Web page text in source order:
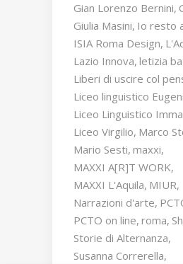
Gian Lorenzo Bernini
Giulia Masini Io resto
ISIA Roma Design
Lazio Innova letizia
Liberi di uscire col
Liceo linguistico
Liceo Linguistico
Liceo Virgilio Marco
Mario Sesti maxxi
MAXXI A[R]T WORK
MAXXI L'Aquila MIUR
Narrazioni d'arte
PCTO on line roma
Storie di Alternanza
Susanna Correrella